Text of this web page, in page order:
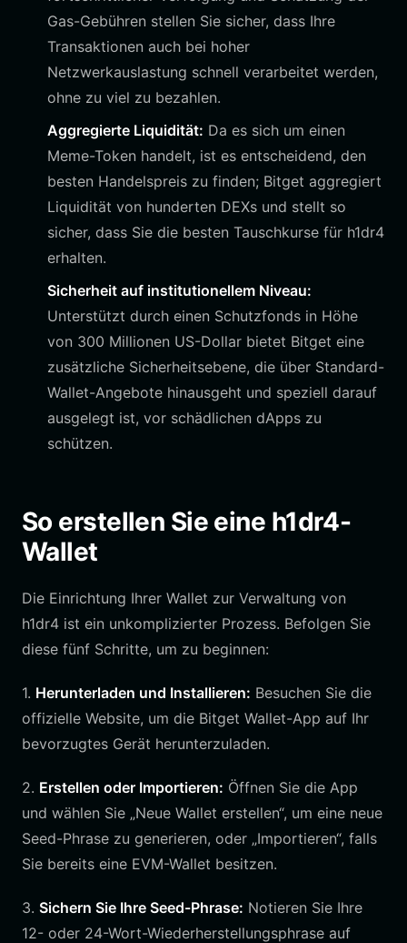
Gas-Gebühren stellen Sie sicher, dass Ihre
Transaktionen auch bei hoher
Netzwerkauslastung schnell verarbeitet werden,
ohne zu viel zu bezahlen.
Aggregierte Liquidität: Da es sich um einen
Meme-Token handelt, ist es entscheidend, den
besten Handelspreis zu finden; Bitget aggregiert
Liquidität von hunderten DEXs und stellt so
sicher, dass Sie die besten Tauschkurse für h1dr4
erhalten.
Sicherheit auf institutionellem Niveau:
Unterstützt durch einen Schutzfonds in Höhe
von 300 Millionen US-Dollar bietet Bitget eine
zusätzliche Sicherheitsebene, die über Standard-
Wallet-Angebote hinausgeht und speziell darauf
ausgelegt ist, vor schädlichen dApps zu
schützen.
So erstellen Sie eine h1dr4-
Wallet
Die Einrichtung Ihrer Wallet zur Verwaltung von
h1dr4 ist ein unkomplizierter Prozess. Befolgen Sie
diese fünf Schritte, um zu beginnen:
1. Herunterladen und Installieren: Besuchen Sie die
offizielle Website, um die Bitget Wallet-App auf Ihr
bevorzugtes Gerät herunterzuladen.
2. Erstellen oder Importieren: Öffnen Sie die App
und wählen Sie „Neue Wallet erstellen“, um eine neue
Seed-Phrase zu generieren, oder „Importieren“, falls
Sie bereits eine EVM-Wallet besitzen.
3. Sichern Sie Ihre Seed-Phrase: Notieren Sie Ihre
12- oder 24-Wort-Wiederherstellungsphrase auf